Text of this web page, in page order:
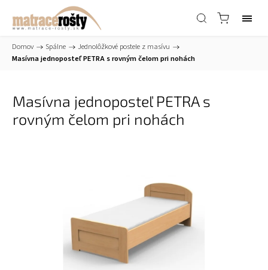
Domov / Spálne / Jednolôžkové postele z masívu /
Masívna jednoposteľ PETRA s rovným čelom pri nohách
Masívna jednoposteľ PETRA s
rovným čelom pri nohách